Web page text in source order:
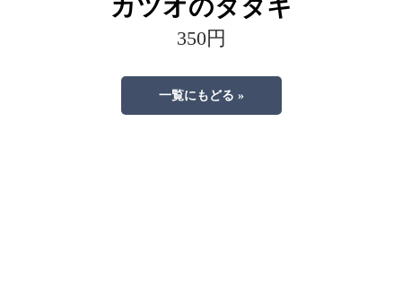
カツオのタタキ
350円
一覧にもどる »